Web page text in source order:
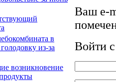
в
из-за
возникновение
Ваш e-
Войти